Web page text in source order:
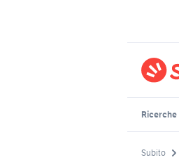
Ricerche
Subito